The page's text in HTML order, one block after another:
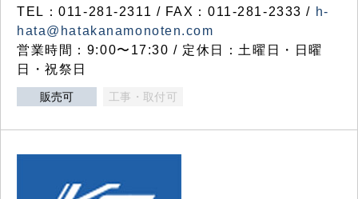
TEL：011-281-2311 / FAX：011-281-2333 / h-
hata@hatakanamonoten.com
営業時間：9:00〜17:30 / 定休日：土曜日・日曜
日・祝祭日
販売可 工事・取付可